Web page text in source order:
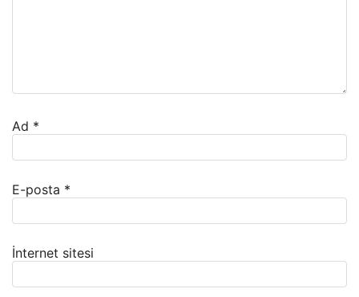
Ad *
E-posta *
İnternet sitesi